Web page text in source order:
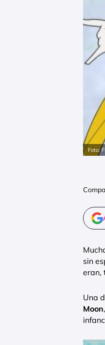
Foto:
sin
eran,
Una
Moon